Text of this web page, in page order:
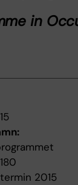
in
180
2015